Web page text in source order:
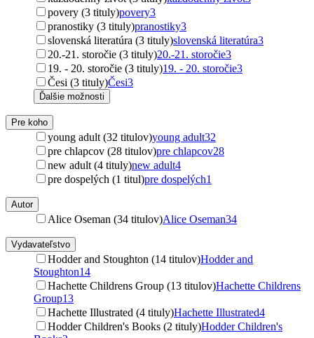
povery (3 tituly)povery3
pranostiky (3 tituly)pranostiky3
slovenská literatúra (3 tituly)slovenská literatúra3
20.-21. storočie (3 tituly)20.-21. storočie3
19. - 20. storočie (3 tituly)19. - 20. storočie3
Česi (3 tituly)Česi3
Ďalšie možnosti
Pre koho
young adult (32 titulov)young adult32
pre chlapcov (28 titulov)pre chlapcov28
new adult (4 tituly)new adult4
pre dospelých (1 titul)pre dospelých1
Autor
Alice Oseman (34 titulov)Alice Oseman34
Vydavateľstvo
Hodder and Stoughton (14 titulov)Hodder and
Stoughton14
Hachette Childrens Group (13 titulov)Hachette Childrens
Group13
Hachette Illustrated (4 tituly)Hachette Illustrated4
Hodder Children's Books (2 tituly)Hodder Children's